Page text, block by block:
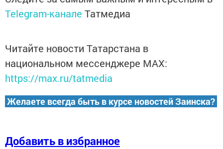
Telegram-канале Татмедиа
Читайте новости Татарстана в
национальном мессенджере MАХ:
https://max.ru/tatmedia
Желаете всегда быть в курсе новостей Заинска?
Добавить в избранное